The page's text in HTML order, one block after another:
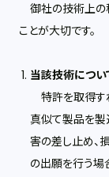
御社の技術上の
ことが大切です。
当該技術につ
特許を取得す
真似て製品を製
害の差し止め、
の出願を行う場